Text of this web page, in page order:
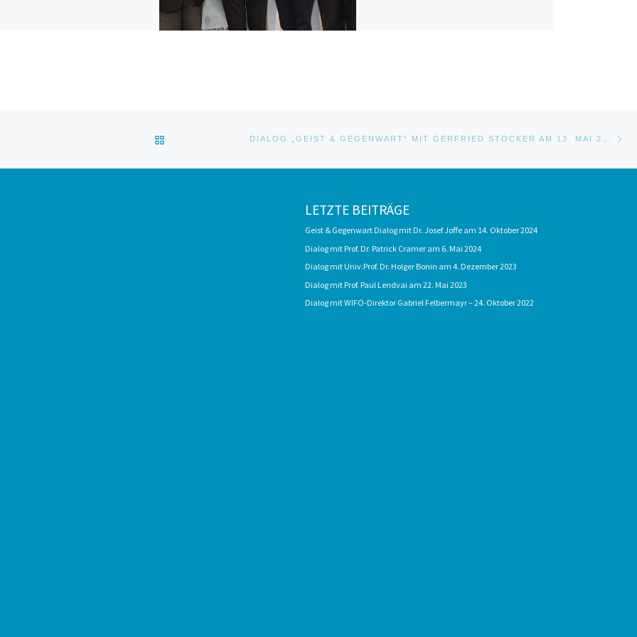
ZURÜCK ZUR BEITRAGSLISTE
LETZTE BEITRÄGE
Geist & Gegenwart Dialog mit Dr. Josef Joffe am 14. Oktober 2024
Dialog mit Prof. Dr. Patrick Cramer am 6. Mai 2024
Dialog mit Univ.Prof. Dr. Holger Bonin am 4. Dezember 2023
Dialog mit Prof. Paul Lendvai am 22. Mai 2023
Dialog mit WIFO-Direktor Gabriel Felbermayr – 24. Oktober 2022